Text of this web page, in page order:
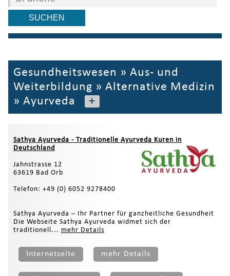
Gesundheitswesen » Aus- und
Weiterbildung » Alternative Medizin
» Ayurveda +
Sathya Ayurveda - Traditionelle Ayurveda Kuren in
Deutschland
Jahnstrasse 12
63619 Bad Orb
Telefon: +49 (0) 6052 9278400
Sathya Ayurveda – Ihr Partner für ganzheitliche Gesundheit
Die Webseite Sathya Ayurveda widmet sich der
traditionell... mehr Details
Internetseite mehr Details